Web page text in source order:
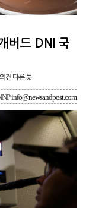
버드 DNI 국
견 다른 듯
info@newsandpost.com